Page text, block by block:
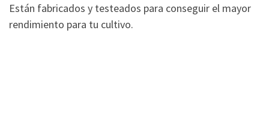
Están fabricados y testeados para conseguir el mayor
rendimiento para tu cultivo.